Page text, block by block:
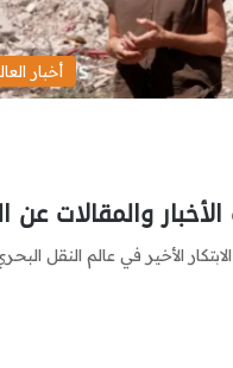
أخبار
والمقالات